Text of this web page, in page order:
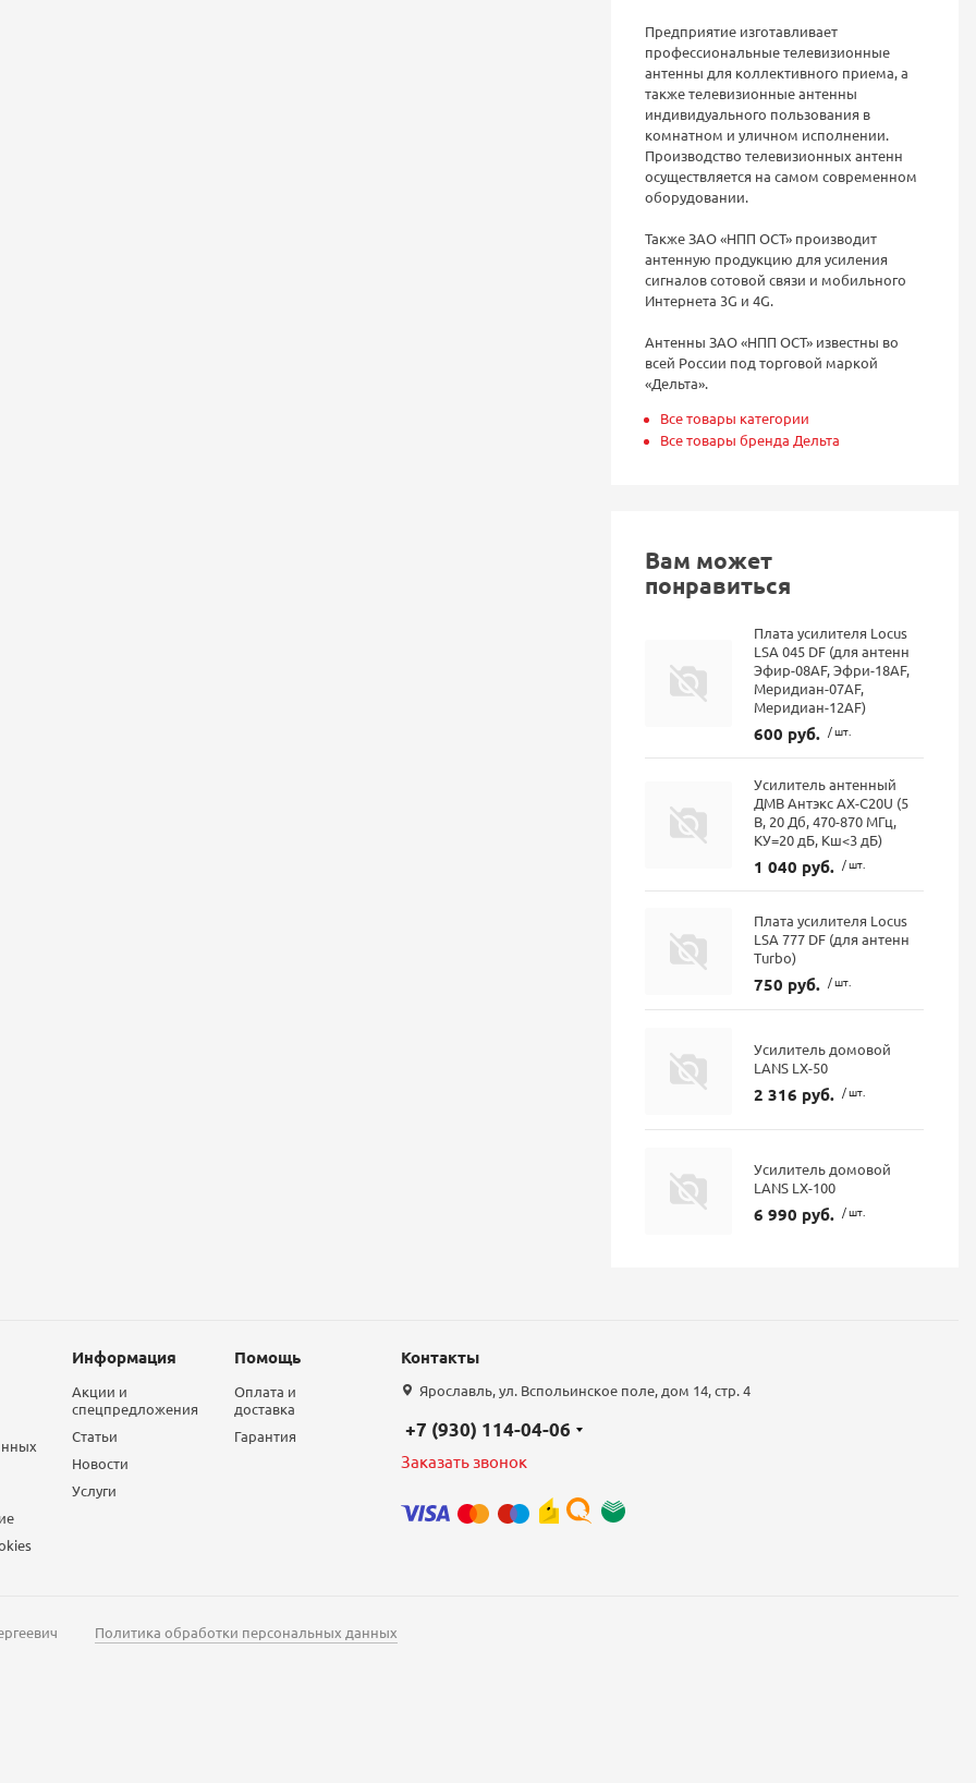
Предприятие изготавливает
профессиональные телевизионные
антенны для коллективного приема, а
также телевизионные антенны
индивидуального пользования в
комнатном и уличном исполнении.
Производство телевизионных антенн
осуществляется на самом современном
оборудовании.
Также ЗАО «НПП ОСТ» производит
антенную продукцию для усиления
сигналов сотовой связи и мобильного
Интернета 3G и 4G.
Антенны ЗАО «НПП ОСТ» известны во
всей России под торговой маркой
«Дельта».
Все товары категории
Все товары бренда Дельта
Вам может
понравиться
Плата усилителя Locus
LSA 045 DF (для антенн
Эфир-08AF, Эфри-18AF,
Меридиан-07AF,
Меридиан-12AF)
600 руб. / шт.
Усилитель антенный
ДМВ Антэкс AX-C20U (5
В, 20 Дб, 470-870 МГц,
КУ=20 дБ, Кш<3 дБ)
1 040 руб. / шт.
Плата усилителя Locus
LSA 777 DF (для антенн
Turbo)
750 руб. / шт.
Усилитель домовой
LANS LX-50
2 316 руб. / шт.
Усилитель домовой
LANS LX-100
6 990 руб. / шт.
Информация
Акции и
спецпредложения
Статьи
Новости
Услуги
Помощь
Оплата и
доставка
Гарантия
Контакты
Ярославль, ул. Вспольинское поле, дом 14, стр. 4
+7 (930) 114-04-06
Заказать звонок
Политика обработки персональных данных